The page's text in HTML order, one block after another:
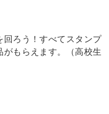
回ろう！すべてスタンプ
もらえます。（高校生